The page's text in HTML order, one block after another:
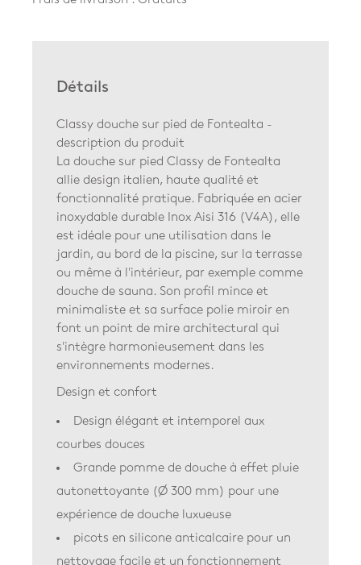
Détails
Classy douche sur pied de Fontealta -
description du produit
La douche sur pied Classy de Fontealta
allie design italien, haute qualité et
fonctionnalité pratique. Fabriquée en acier
inoxydable durable Inox Aisi 316 (V4A), elle
est idéale pour une utilisation dans le
jardin, au bord de la piscine, sur la terrasse
ou même à l'intérieur, par exemple comme
douche de sauna. Son profil mince et
minimaliste et sa surface polie miroir en
font un point de mire architectural qui
s'intègre harmonieusement dans les
environnements modernes.
Design et confort
Design élégant et intemporel aux
courbes douces
Grande pomme de douche à effet pluie
autonettoyante (Ø 300 mm) pour une
expérience de douche luxueuse
picots en silicone anticalcaire pour un
nettoyage facile et un fonctionnement